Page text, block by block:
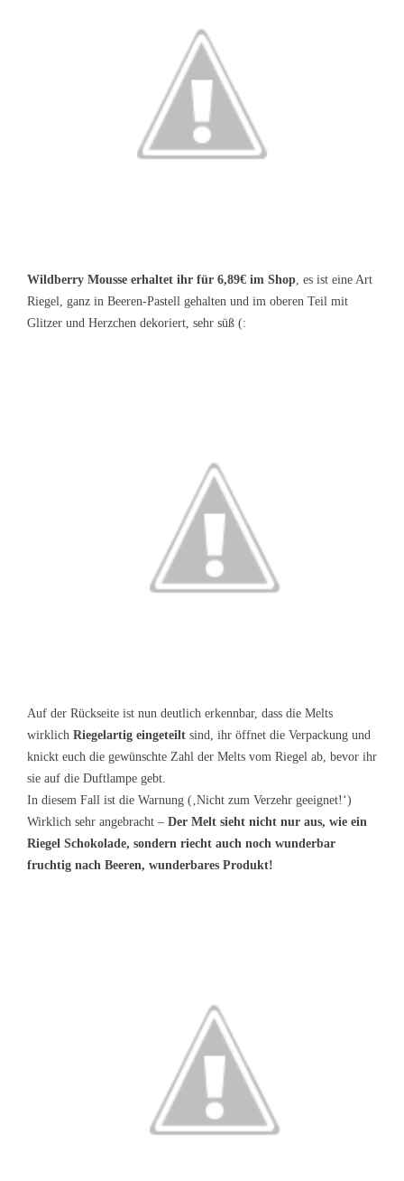
Wildberry Mousse erhaltet ihr für 6,89€ im Shop, es ist eine Art
Riegel, ganz in Beeren-Pastell gehalten und im oberen Teil mit
Glitzer und Herzchen dekoriert, sehr süß (:
Auf der Rückseite ist nun deutlich erkennbar, dass die Melts
wirklich Riegelartig eingeteilt sind, ihr öffnet die Verpackung und
knickt euch die gewünschte Zahl der Melts vom Riegel ab, bevor ihr
sie auf die Duftlampe gebt.
In diesem Fall ist die Warnung (‚Nicht zum Verzehr geeignet!‘)
Wirklich sehr angebracht – Der Melt sieht nicht nur aus, wie ein
Riegel Schokolade, sondern riecht auch noch wunderbar
fruchtig nach Beeren, wunderbares Produkt!